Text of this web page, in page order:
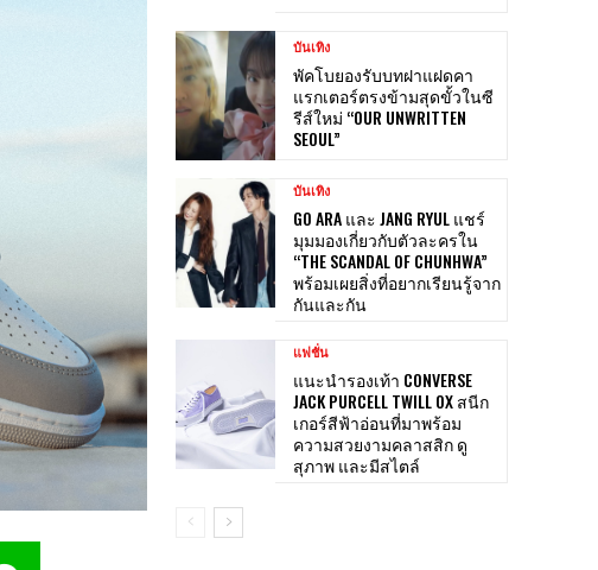
บันเทิง
พัคโบยองรับบทฝาแฝดคา
แรกเตอร์ตรงข้ามสุดขั้วในซี
รีส์ใหม่ “OUR UNWRITTEN
SEOUL”
บันเทิง
GO ARA และ JANG RYUL แชร์
มุมมองเกี่ยวกับตัวละครใน
“THE SCANDAL OF CHUNHWA”
พร้อมเผยสิ่งที่อยากเรียนรู้จาก
กันและกัน
แฟชั่น
แนะนำรองเท้า CONVERSE
JACK PURCELL TWILL OX สนีก
เกอร์สีฟ้าอ่อนที่มาพร้อม
ความสวยงามคลาสสิก ดู
สุภาพ และมีสไตล์